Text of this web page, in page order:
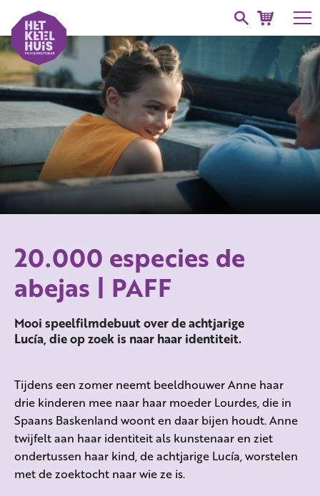
20.000 especies de
abejas | PAFF
Mooi speelfilmdebuut over de achtjarige
Lucía, die op zoek is naar haar identiteit.
Tijdens een zomer neemt beeldhouwer Anne haar
drie kinderen mee naar haar moeder Lourdes, die in
Spaans Baskenland woont en daar bijen houdt. Anne
twijfelt aan haar identiteit als kunstenaaren ziet
ondertussen haar kind, de achtjarige Lucía, worstelen
metde zoektocht naar wie ze is.